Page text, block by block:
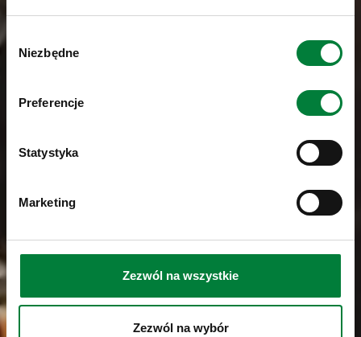
zgody
Niezbędne
Preferencje
Statystyka
Marketing
Zezwól na wszystkie
Zezwól na wybór